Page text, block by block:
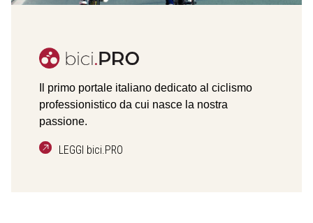
Il primo portale italiano dedicato al ciclismo
professionistico da cui nasce la nostra
passione.
LEGGI bici.PRO